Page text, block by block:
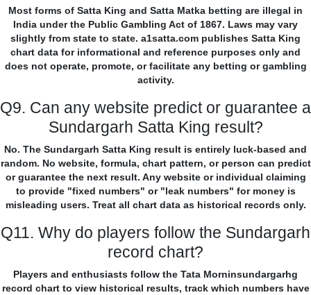
Most forms of Satta King and Satta Matka betting are illegal in
India under the Public Gambling Act of 1867. Laws may vary
slightly from state to state. a1satta.com publishes Satta King
chart data for informational and reference purposes only and
does not operate, promote, or facilitate any betting or gambling
activity.
Q9. Can any website predict or guarantee a
Sundargarh Satta King result?
No. The Sundargarh Satta King result is entirely luck-based and
random. No website, formula, chart pattern, or person can predict
or guarantee the next result. Any website or individual claiming
to provide "fixed numbers" or "leak numbers" for money is
misleading users. Treat all chart data as historical records only.
Q11. Why do players follow the Sundargarh
record chart?
Players and enthusiasts follow the Tata Morninsundargarhg
record chart to view historical results, track which numbers have